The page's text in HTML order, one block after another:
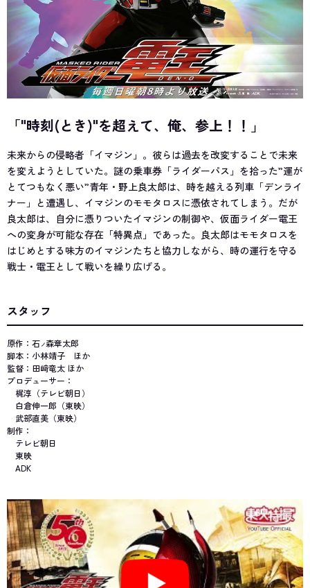
「"時刻(とき)"を超えて、俺、参上！！」
未来からの侵略者「イマジン」。彼らは過去を改変することで未来
を変えようとしていた。謎の乗車券「ライダーパス」を拾った”運が
とてつもなく悪い”青年・野上良太郎は、時を越える列車「デンライ
ナー」と遭遇し、イマジンのモモタロスに憑依されてしまう。だが
良太郎は、自分に憑りついたイマジンの制御や、仮面ライダー電王
への変身が可能な存在「特異点」であった。良太郎はモモタロスを
はじめとする味方のイマジンたちと協力しながら、時の運行を守る
戦士・電王として戦いを繰り広げる。
スタッフ
原作：石ノ森章太郎
脚本：小林靖子 ほか
監督：田﨑竜太 ほか
プロデューサー：
梶淳（テレビ朝日）
白倉伸一郎（東映）
武部直美（東映）
制作：
テレビ朝日
東映
ADK